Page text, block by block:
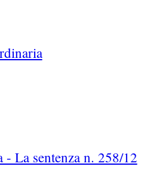
La sentenza n. 258/12